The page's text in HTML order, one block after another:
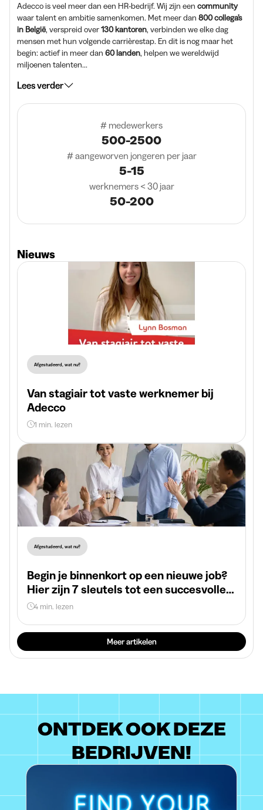
Adecco is veel meer dan een HR-bedrijf. Wij zijn een community
waar talent en ambitie samenkomen. Met meer dan 800 collega’s
in België, verspreid over130 kantoren, verbinden we elke dag
mensen met hun volgende carrièrestap. En dit is nog maar het
begin: actief in meer dan 60 landen, helpen we wereldwijd
miljoenen talenten...
Lees verder
# medewerkers
500-2500
# aangeworven jongeren per jaar
5-15
werknemers < 30 jaar
50-200
Nieuws
Afgestudeerd, wat nu?
Van stagiair tot vaste werknemer bij
Adecco
1 min. lezen
Afgestudeerd, wat nu?
Begin je binnenkort op een nieuwe job?
Hier zijn 7 sleutels tot een succesvolle
start
4 min. lezen
Meer artikelen
ONTDEK OOK DEZE
BEDRIJVEN!